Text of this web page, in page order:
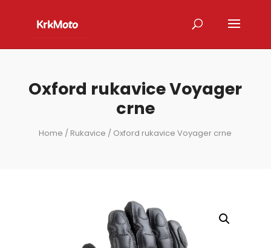
Oxford rukavice Voyager
crne
Home / Rukavice / Oxford rukavice Voyager crne